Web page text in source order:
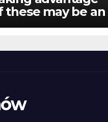
these may be an
way
real time